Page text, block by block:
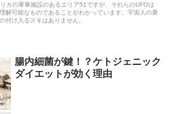
カの軍事施設のあるエリア51ですが、それらのUFOは
解可能なものであることがわかっています。宇宙人の乗
付け入るスキはありません。
腸内細菌が鍵！？ケトジェニック
ダイエットが効く理由